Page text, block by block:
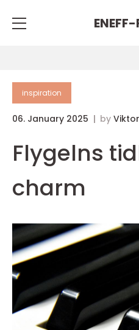
inspiration
06. January 2025 by
Flygelns
charm